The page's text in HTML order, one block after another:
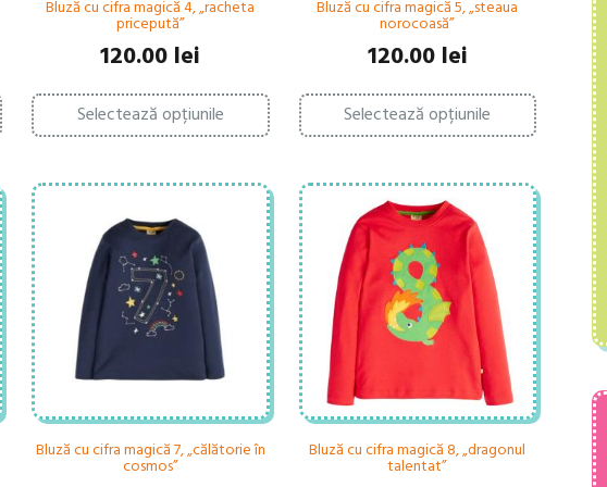
Acest
produs
are
multe
variații.
Opțiunile
pot
fi
alese
în
pagina
produsului.
Bluză cu cifra magică 4, „racheta
pricepută”
120.00 lei
Selectează opțiunile
Acest
produs
are
multe
variații.
Opțiunile
pot
fi
alese
în
pagina
produsului.
Bluză cu cifra magică 5, „steaua
norocoasă”
120.00 lei
Selectează opțiunile
Acest
produs
are
variații.
Opțiunile
pot
fi
alese
în
pagina
produsului.
Bluză cu cifra magică 7, „călătorie în
cosmos”
Bluză cu cifra magică 8, „dragonul
talentat”